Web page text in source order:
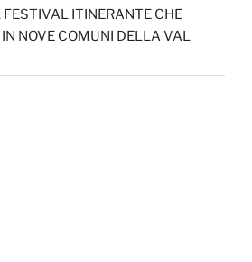
FESTIVAL ITINERANTE CHE
NOVE COMUNI DELLA VAL